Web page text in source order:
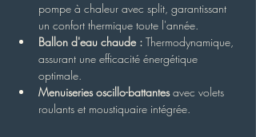
pompe à chaleur avec split, garantissant
un confort thermique toute l'année.
Ballon d'eau chaude : Thermodynamique,
assurant une efficacité énergétique
optimale.
Menuiseries oscillo-battantes avec volets
roulants et moustiquaire intégrée.